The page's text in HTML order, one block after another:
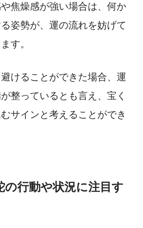
焦燥感が強い場合は、何か
姿勢が、運の流れを妨げて
す。
けることができた場合、運
整っているとも言え、宝く
サインと考えることができ
行動や状況に注目す